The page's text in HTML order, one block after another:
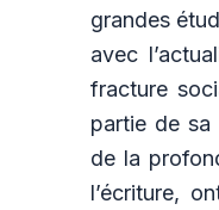
grandes
avec
fracture
partie de sa
de la
l’écriture,